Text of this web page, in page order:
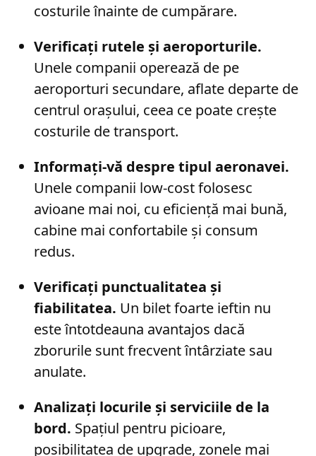
costurile înainte de cumpărare.
Verificați rutele și aeroporturile.
Unele companii operează de pe
aeroporturi secundare, aflate departe de
centrul orașului, ceea ce poate crește
costurile de transport.
Informați-vă despre tipul aeronavei.
Unele companii low-cost folosesc
avioane mai noi, cu eficiență mai bună,
cabine mai confortabile și consum
redus.
Verificați punctualitatea și
fiabilitatea. Un bilet foarte ieftin nu
este întotdeauna avantajos dacă
zborurile sunt frecvent întârziate sau
anulate.
Analizați locurile și serviciile de la
bord. Spațiul pentru picioare,
posibilitatea de upgrade, zonele mai